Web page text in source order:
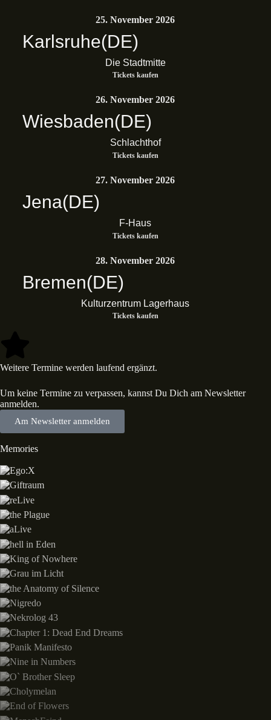
25. November 2026
Karlsruhe(DE)
Die Stadtmitte
Tickets kaufen
26. November 2026
Wiesbaden(DE)
Schlachthof
Tickets kaufen
27. November 2026
Jena(DE)
F-Haus
Tickets kaufen
28. November 2026
Bremen(DE)
Kulturzentrum Lagerhaus
Tickets kaufen
Weitere Termine werden laufend ergänzt.
Um keine Termine zu verpassen, kannst Du Dich am Newsletter
anmelden.
Am Newsletter anmelden
Memories